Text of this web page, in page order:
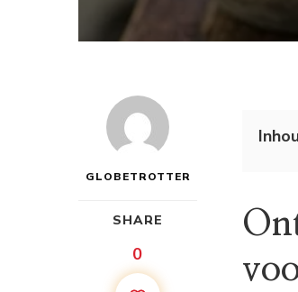
GLOBETROTTER
SHARE
0